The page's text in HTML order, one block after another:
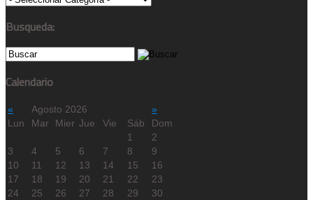
Busqueda:
Calendario
« Agosto 2026
»
Lun
Mar Mier Jue Vie Sáb
Dom
1
2
3
4 5 6 7 8
9
10
11 12 13 14 15
16
17
18 19 20 21 22
23
24
25 26 27 28 29
30